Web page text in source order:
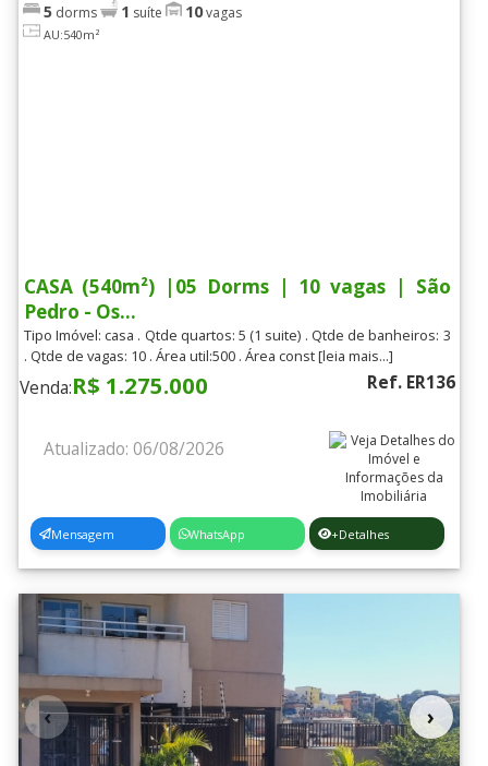
5 dorms 1 suíte 10vagas
AU:540m²
CASA (540m²) |05 Dorms | 10 vagas | São
Pedro - Os...
Tipo Imóvel: casa . Qtde quartos: 5 (1 suite) . Qtde de banheiros: 3
. Qtde de vagas: 10 . Área util:500 . Área const [leia mais...]
Venda:R$ 1.275.000 Ref. ER136
Atualizado: 06/08/2026
Mensagem WhatsApp +Detalhes
‹ ›